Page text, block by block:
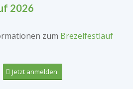
2026
zum Brezelfestlauf
Jetzt anmelden